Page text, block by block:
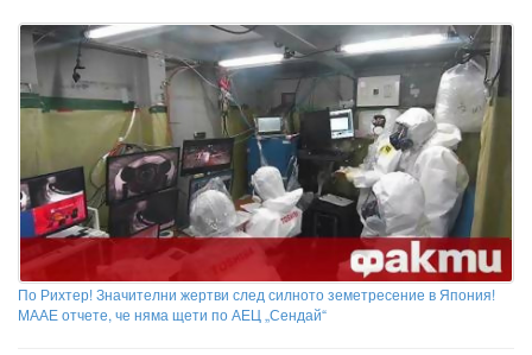
По Рихтер! Значителни жертви след силното земетресение в Япония!
МААЕ отчете, че няма щети по АЕЦ „Сендай“